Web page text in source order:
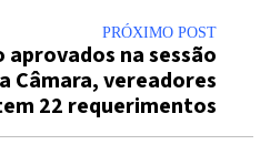
PRÓXIMO POST
na sessão
Câmara, vereadores
22 requerimentos